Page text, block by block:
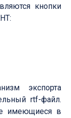
кнопки
экспорта
rtf-файл.
имеющиеся в